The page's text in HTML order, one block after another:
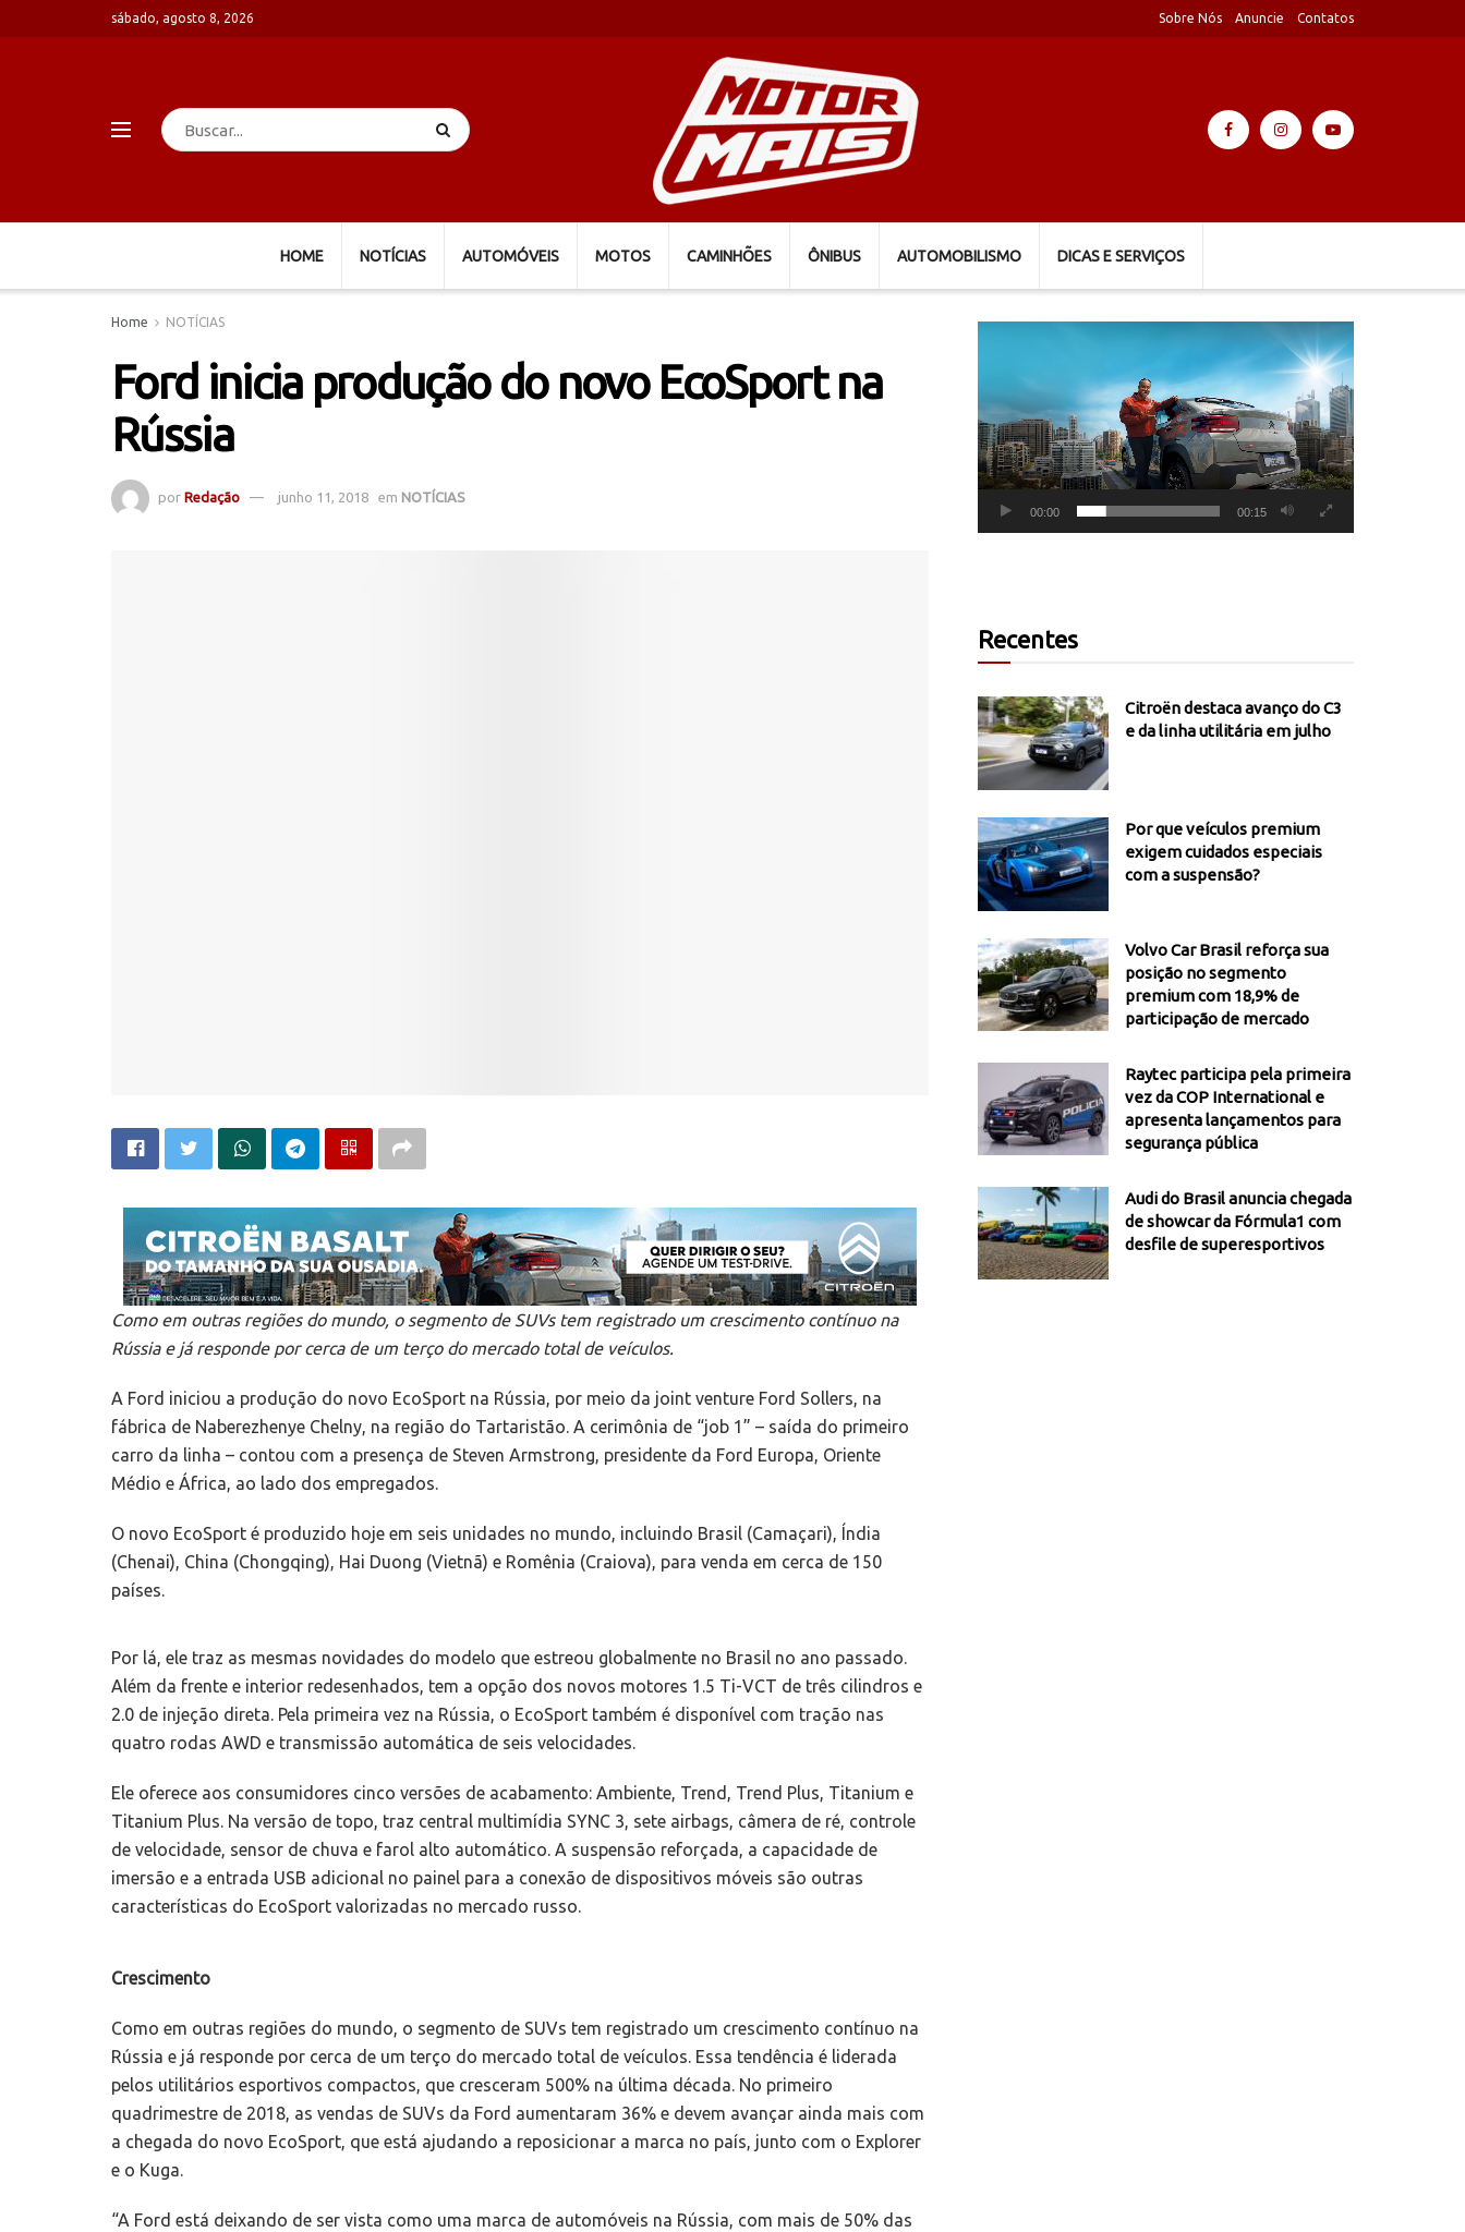
sábado, agosto 8, 2026 Sobre Nós Anuncie Contatos
HOME NOTÍCIAS AUTOMÓVEIS MOTOS CAMINHÕES ÔNIBUS AUTOMOBILISMO DICAS E SERVIÇOS
Home NOTÍCIAS
Ford inicia produção do novo EcoSport na
Rússia
por Redação junho 11, 2018 em NOTÍCIAS
Como em outras regiões do mundo, o segmento de SUVs tem registrado um crescimento contínuo na
Rússia e já responde por cerca de um terço do mercado total de veículos.
A Ford iniciou a produção do novo EcoSport na Rússia, por meio da joint venture Ford Sollers, na
fábrica de Naberezhenye Chelny, na região do Tartaristão. A cerimônia de “job 1” – saída do primeiro
carro da linha – contou com a presença de Steven Armstrong, presidente da Ford Europa, Oriente
Médio e África, ao lado dos empregados.
O novo EcoSport é produzido hoje em seis unidades no mundo, incluindo Brasil (Camaçari), Índia
(Chenai), China (Chongqing), Hai Duong (Vietnã) e Romênia (Craiova), para venda em cerca de 150
países.
Por lá, ele traz as mesmas novidades do modelo que estreou globalmente no Brasil no ano passado.
Além da frente e interior redesenhados, tem a opção dos novos motores 1.5 Ti-VCT de três cilindros e
2.0 de injeção direta. Pela primeira vez na Rússia, o EcoSport também é disponível com tração nas
quatro rodas AWD e transmissão automática de seis velocidades.
Ele oferece aos consumidores cinco versões de acabamento: Ambiente, Trend, Trend Plus, Titanium e
Titanium Plus. Na versão de topo, traz central multimídia SYNC 3, sete airbags, câmera de ré, controle
de velocidade, sensor de chuva e farol alto automático. A suspensão reforçada, a capacidade de
imersão e a entrada USB adicional no painel para a conexão de dispositivos móveis são outras
características do EcoSport valorizadas no mercado russo.
Crescimento
Como em outras regiões do mundo, o segmento de SUVs tem registrado um crescimento contínuo na
Rússia e já responde por cerca de um terço do mercado total de veículos. Essa tendência é liderada
pelos utilitários esportivos compactos, que cresceram 500% na última década. No primeiro
quadrimestre de 2018, as vendas de SUVs da Ford aumentaram 36% e devem avançar ainda mais com
a chegada do novo EcoSport, que está ajudando a reposicionar a marca no país, junto com o Explorer
e o Kuga.
“A Ford está deixando de ser vista como uma marca de automóveis na Rússia, com mais de 50% das
00:00 00:15
Recentes
Citroën destaca avanço do C3
e da linha utilitária em julho
Por que veículos premium
exigem cuidados especiais
com a suspensão?
Volvo Car Brasil reforça sua
posição no segmento
premium com 18,9% de
participação de mercado
Raytec participa pela primeira
vez da COP International e
apresenta lançamentos para
segurança pública
Audi do Brasil anuncia chegada
de showcar da Fórmula1 com
desfile de superesportivos